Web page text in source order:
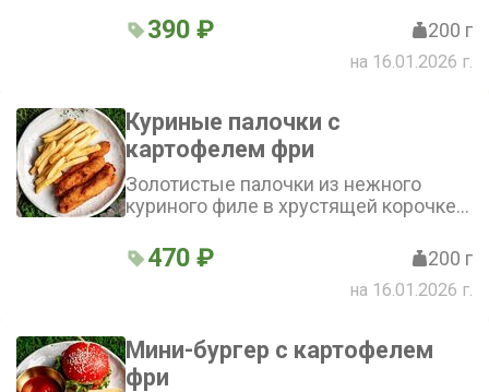
Картофельное пюре приобретает
сливочный вкус благодаря
добавлению молока и сливочного
лёгкую солоноватость
390 ₽ 200 г
на 16.01.2026 г.
Куриные палочки с
картофелем фри
Золотистые палочки из нежного
куриного филе в хрустящей корочке
с классическими ломтиками
картофеля фри. Дополняется блюдо
соусами — майонезом и кетчупом
470 ₽ 200 г
на 16.01.2026 г.
Мини-бургер с картофелем
фри